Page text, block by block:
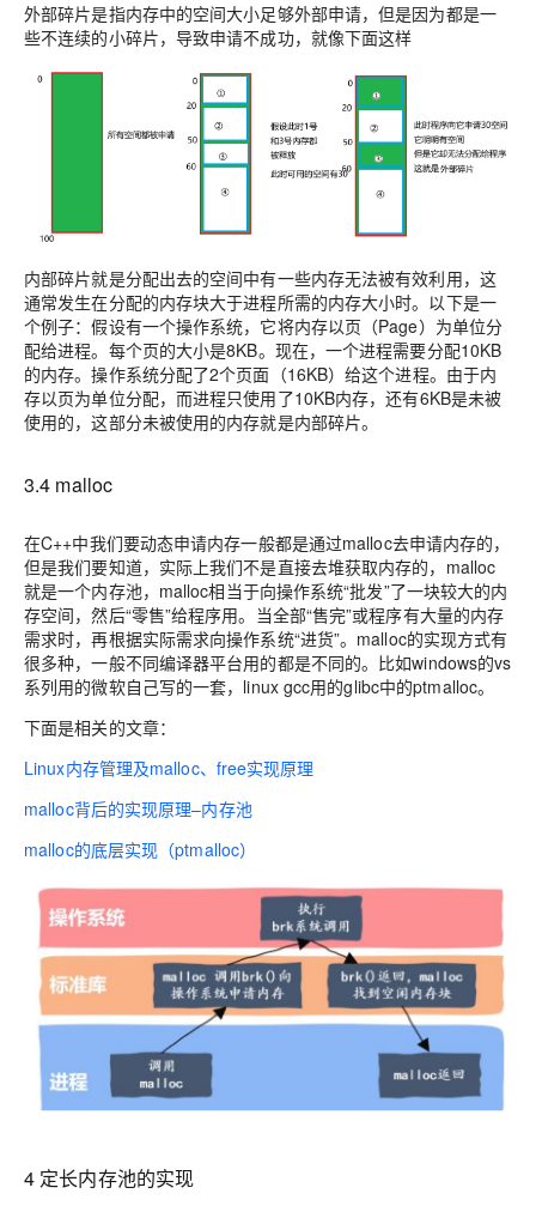
外部碎片是指内存中的空间大小足够外部申请，但是因为都是一
些不连续的小碎片，导致申请不成功，就像下面这样
内部碎片就是分配出去的空间中有一些内存无法被有效利用，这
通常发生在分配的内存块大于进程所需的内存大小时。以下是一
个例子：假设有一个操作系统，它将内存以页（Page）为单位分
配给进程。每个页的大小是8KB。现在，一个进程需要分配10KB
的内存。操作系统分配了2个页面（16KB）给这个进程。由于内
存以页为单位分配，而进程只使用了10KB内存，还有6KB是未被
使用的，这部分未被使用的内存就是内部碎片。
3.4 malloc
在C++中我们要动态申请内存一般都是通过malloc去申请内存的，
但是我们要知道，实际上我们不是直接去堆获取内存的，malloc
就是一个内存池，malloc相当于向操作系统“批发”了一块较大的内
存空间，然后“零售”给程序用。当全部“售完”或程序有大量的内存
需求时，再根据实际需求向操作系统“进货”。malloc的实现方式有
很多种，一般不同编译器平台用的都是不同的。比如windows的vs
系列用的微软自己写的一套，linux gcc用的glibc中的ptmalloc。
下面是相关的文章：
Linux内存管理及malloc、free实现原理
malloc背后的实现原理–内存池
malloc的底层实现（ptmalloc）
4 定长内存池的实现